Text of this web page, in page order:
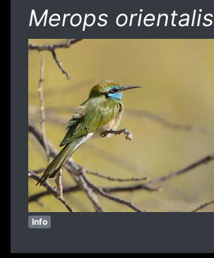
Merops orientalis
Info